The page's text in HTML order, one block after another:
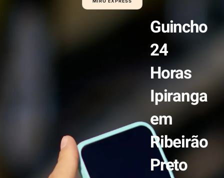
Guincho
24
Horas
Ipiranga
em
Ribeirão
Preto